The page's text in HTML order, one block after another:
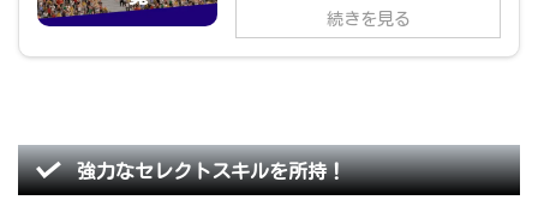
続きを見る
強力なセレクトスキルを所持！